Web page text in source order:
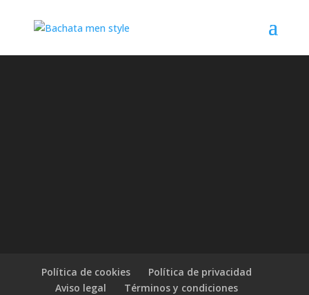
Política de cookies
Política de privacidad
Aviso legal
Términos y condiciones